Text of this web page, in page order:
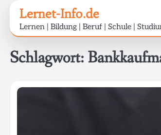
content
Lernet-Info.de
Lernen | Bildung | Beruf | Schule |
Schlagwort: